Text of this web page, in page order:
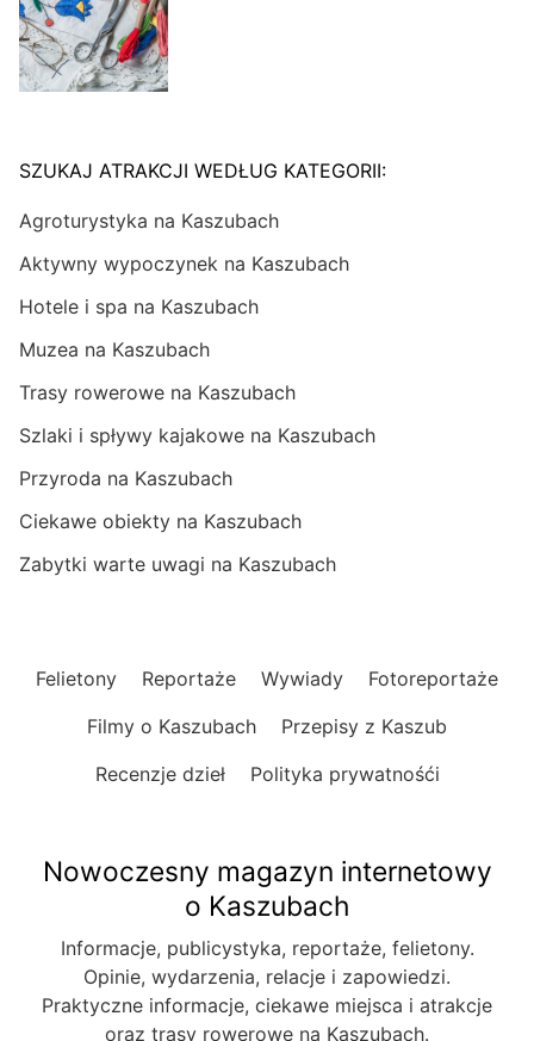
SZUKAJ ATRAKCJI WEDŁUG KATEGORII:
Agroturystyka na Kaszubach
Aktywny wypoczynek na Kaszubach
Hotele i spa na Kaszubach
Muzea na Kaszubach
Trasy rowerowe na Kaszubach
Szlaki i spływy kajakowe na Kaszubach
Przyroda na Kaszubach
Ciekawe obiekty na Kaszubach
Zabytki warte uwagi na Kaszubach
Felietony Reportaże Wywiady
Fotoreportaże
Filmy o Kaszubach
Przepisy z Kaszub
Recenzje dzieł
Polityka prywatnośći
Nowoczesny magazyn internetowy
o Kaszubach
Informacje, publicystyka, reportaże, felietony.
Opinie, wydarzenia, relacje i zapowiedzi.
Praktyczne informacje, ciekawe miejsca i atrakcje
oraz trasy rowerowe na Kaszubach.